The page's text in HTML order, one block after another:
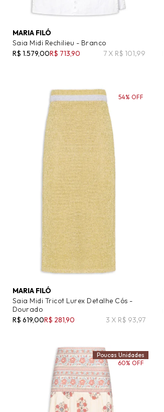
MARIA FILÓ
Saia Midi Rechilieu - Branco
R$ 1.579,00R$ 713,90 7 X R$ 101,99
MARIA FILÓ
Saia Midi Tricot Lurex Detalhe Cós -
Dourado
R$ 619,00R$ 281,90 3 X R$ 93,97
54% OFF
Poucas Unidades
60% OFF